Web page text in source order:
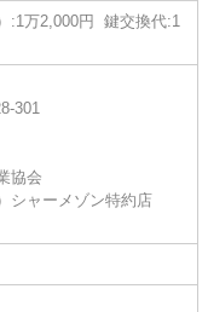
:1万2,000円 鍵交換代:1
301
協会
シャーメゾン特約店